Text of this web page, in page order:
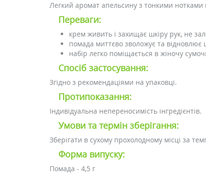
Легкий аромат апельсину з тонкими нотками
Переваги:
крем живить і захищає шкіру рук, не
помада миттєво зволожує та відновлює
набір легко поміщається в жіночу
Спосіб застосування:
Згідно з рекомендаціями на упаковці.
Протипоказання:
Індивідуальна непереносимість інгредієнтів.
Умови та термін зберігання:
Зберігати в сухому прохолодному місці за
Форма випуску:
Помада - 4,5 г